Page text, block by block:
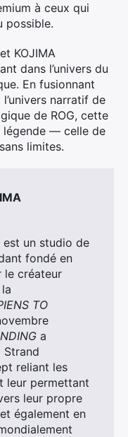
à ceux qui
possible.
KOJIMA
dans l’univers du
En fusionnant
narratif de
de ROG, cette
légende — celle de
limites.
est un studio de
fondé en
le créateur
TO
a
Strand
reliant les
leur permettant
leur propre
également en